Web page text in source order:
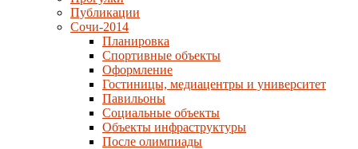
Публикации
Сочи-2014
Планировка
Спортивные объекты
Оформление
Гостиницы, медиацентры и университет
Павильоны
Социальные объекты
Объекты инфраструктуры
После олимпиады